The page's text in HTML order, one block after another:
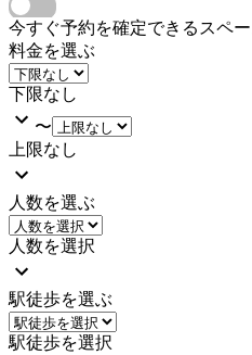
今すぐ予約を確定できるスペ
料金を選ぶ
下限なし
〜
上限なし
人数を選ぶ
人数を選択
駅徒歩を選ぶ
駅徒歩を選択